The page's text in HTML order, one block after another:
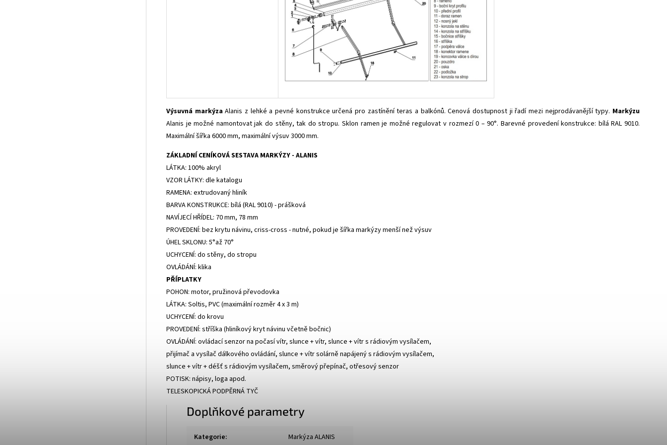
Výsuvná markýzaAlanis z lehké a pevné konstrukce určená pro zastínění teras a balkónů. Cenová dostupnost ji řadí mezi nejprodávanější typy. Markýzu
Alanis je možné namontovat jak do stěny, tak do stropu. Sklon ramen je možné regulovat v rozmezí 0 – 90°. Barevné provedení konstrukce: bílá RAL 9010.
Maximální šířka 6000 mm, maximální výsuv 3000 mm.
ZÁKLADNÍ CENÍKOVÁ SESTAVA MARKÝZY - ALANIS
LÁTKA: 100% akryl
VZOR LÁTKY: dle katalogu
RAMENA: extrudovaný hliník
BARVA KONSTRUKCE: bílá (RAL 9010) - prášková
NAVÍJECÍ HŘÍDEL: 70 mm, 78 mm
PROVEDENÍ: bez krytu návinu, criss-cross - nutné, pokud je šířka markýzy menší než výsuv
ÚHEL SKLONU: 5°až 70°
UCHYCENÍ: do stěny, do stropu
OVLÁDÁNÍ: klika
PŘÍPLATKY
POHON: motor, pružinová převodovka
LÁTKA: Soltis, PVC (maximální rozměr 4 x 3 m)
UCHYCENÍ: do krovu
PROVEDENÍ: stříška (hliníkový kryt návinu včetně bočnic)
OVLÁDÁNÍ: ovládací senzor na počasí vítr, slunce + vítr, slunce + vítr s rádiovým vysílačem,
přijímač a vysílač dálkového ovládání, slunce + vítr solárně napájený s rádiovým vysílačem,
slunce + vítr + déšť s rádiovým vysílačem, směrový přepínač, otřesový senzor
POTISK: nápisy, loga apod.
TELESKOPICKÁ PODPĚRNÁ TYČ
Doplňkové parametry
Kategorie: Markýza ALANIS